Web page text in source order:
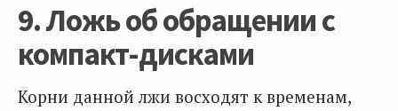
9. Ложь об обращении с
компакт-дисками
Корни данной лжи восходят к временам,